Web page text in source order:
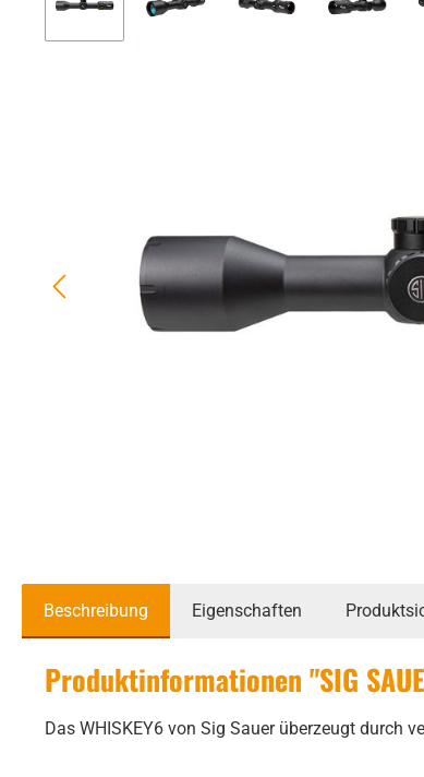
Beschreibung Eigenschaften
Produktinformationen "SIG
Das WHISKEY6 von Sig Sauer überzeugt durch